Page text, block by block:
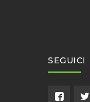
SEGUICI